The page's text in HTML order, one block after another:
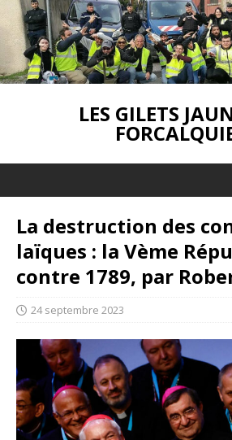
LES GILETS
La destruction des
laïques : la Vème
contre 1789, par
24 septembre 2023